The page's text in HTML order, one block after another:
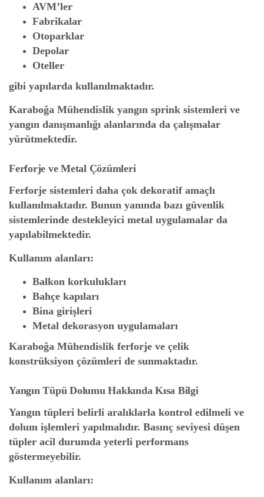
AVM’ler
Fabrikalar
Otoparklar
Depolar
Oteller
gibi yapılarda kullanılmaktadır.
Karaboğa Mühendislik yangın sprink sistemleri ve
yangın danışmanlığı alanlarında da çalışmalar
yürütmektedir.
Ferforje ve Metal Çözümleri
Ferforje sistemleri daha çok dekoratif amaçlı
kullanılmaktadır. Bunun yanında bazı güvenlik
sistemlerinde destekleyici metal uygulamalar da
yapılabilmektedir.
Kullanım alanları:
Balkon korkulukları
Bahçe kapıları
Bina girişleri
Metal dekorasyon uygulamaları
Karaboğa Mühendislik ferforje ve çelik
konstrüksiyon çözümleri de sunmaktadır.
Yangın Tüpü Dolumu Hakkında Kısa Bilgi
Yangın tüpleri belirli aralıklarla kontrol edilmeli ve
dolum işlemleri yapılmalıdır. Basınç seviyesi düşen
tüpler acil durumda yeterli performans
göstermeyebilir.
Kullanım alanları: